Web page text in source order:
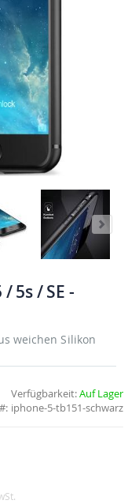
5s / SE -
weichen Silikon
Verfügbarkeit:Auf Lager
iphone-5-tb151-schwarz